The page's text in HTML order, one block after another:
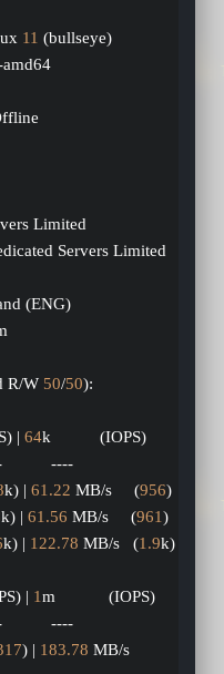
11 (bullseye)
Limited
Servers Limited
(ENG)
R/W 50/50):
| 64k           (IOPS)
----
k) | 61.22 MB/s     (956)
k) | 61.56 MB/s     (961)
k) | 122.78 MB/s   (1.9k)
|
| 1m            (IOPS)
----
) | 183.78 MB/s